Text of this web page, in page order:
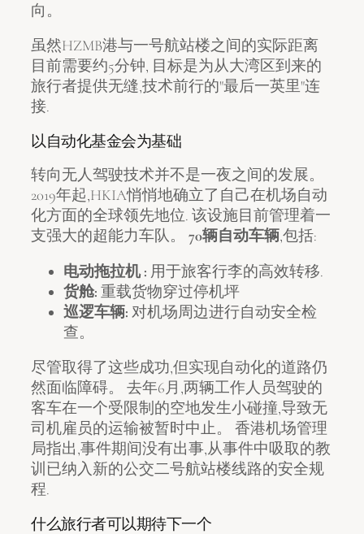
向。
虽然HZMB港与一号航站楼之间的实际距离
目前需要约5分钟, 目标是为从大湾区到来的
旅行者提供无缝,技术前行的"最后一英里"连
接.
以自动化基金会为基础
转向无人驾驶技术并不是一夜之间的发展。
2019年起,HKIA悄悄地确立了自己在机场自动
化方面的全球领先地位. 该设施目前管理着一
支强大的超能力车队。 70辆自动车辆,包括:
电动拖拉机 : 用于旅客行李的高效转移.
货舱: 重载货物穿过停机坪
巡逻车辆: 对机场周边进行自动安全检
查。
尽管取得了这些成功,但实现自动化的道路仍
然面临障碍。 去年6月,两辆工作人员驾驶的
客车在一个受限制的空地发生小碰撞,导致无
司机雇员的运输被暂时中止。 香港机场管理
局指出,事件期间没有出事,从事件中吸取的教
训已纳入新的公交二号航站楼线路的安全规
程.
什么旅行者可以期待下一个